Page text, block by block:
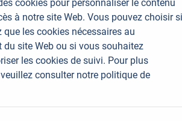
Mon espace
Mes animaux
Mes résultats
Mes commandes
Mes factures
cookies pour personnaliser le contenu
à notre site Web. Vous pouvez choisir si
que les cookies nécessaires au
site Web ou si vous souhaitez
les cookies de suivi. Pour plus
veuillez consulter notre politique de